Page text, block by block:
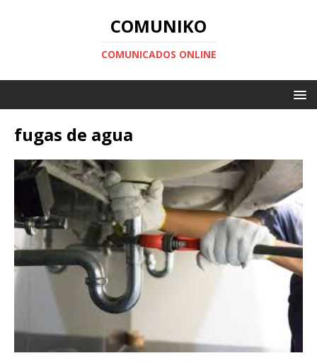
COMUNIKO
COMUNICADOS ONLINE
fugas de agua